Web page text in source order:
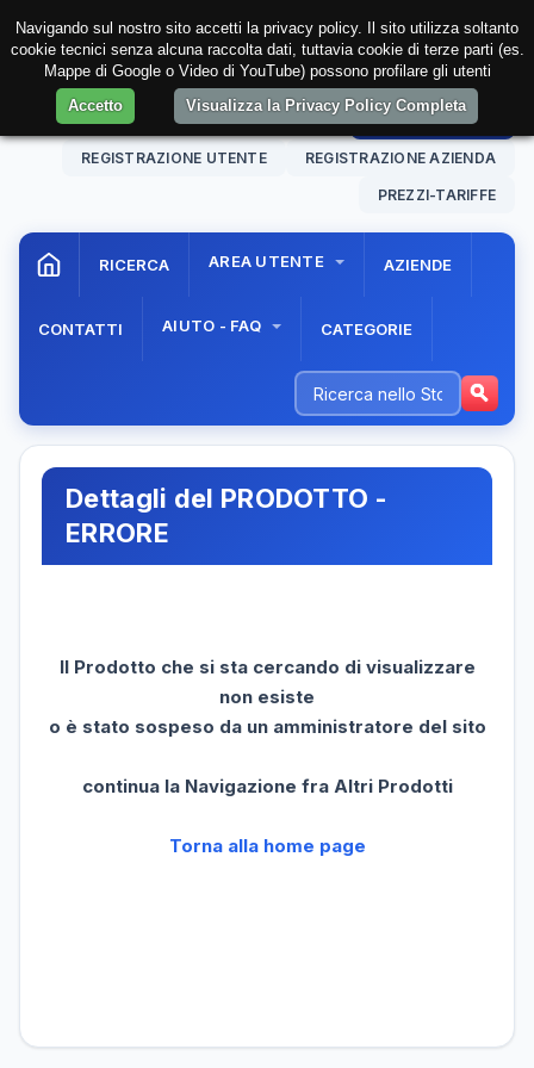
08 Aug. 202620:52:37 AREA RISERVATA
REGISTRAZIONE UTENTE REGISTRAZIONE AZIENDA
PREZZI-TARIFFE
RICERCA AREA UTENTE AZIENDE
CONTATTI AIUTO - FAQ CATEGORIE
Dettagli del PRODOTTO -
ERRORE
Il Prodotto che si sta cercando di visualizzare
non esiste
o è stato sospeso da un amministratore del sito
continua la Navigazione fra Altri Prodotti
Torna alla home page
Navigando sul nostro sito accetti la privacy policy. Il sito utilizza soltanto
cookie tecnici senza alcuna raccolta dati, tuttavia cookie di terze parti (es.
Mappe di Google o Video di YouTube) possono profilare gli utenti
Accetto
Visualizza la Privacy Policy Completa